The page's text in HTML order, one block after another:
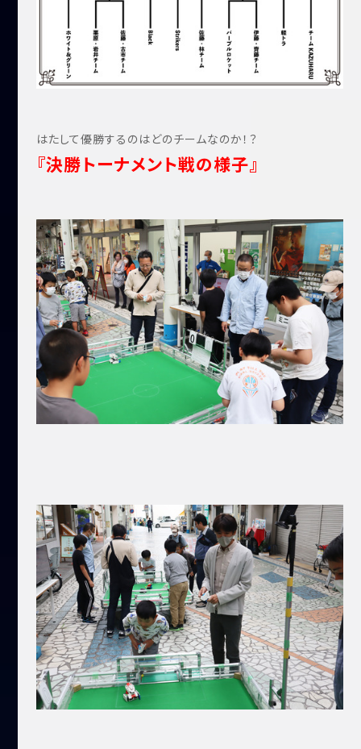
はたして優勝するのはどのチームなのか！？
『決勝トーナメント戦の様子』